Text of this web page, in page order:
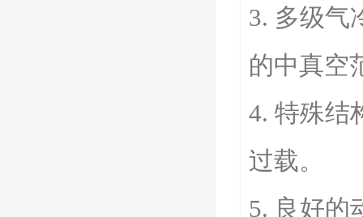
3. 多级气
的中真空
4. 特殊结
过载。
5. 良好的